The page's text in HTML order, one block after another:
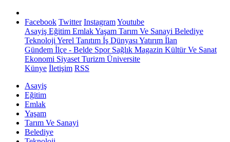
Facebook Twitter InstagramYoutube
Asayiş Eğitim EmlakYaşam Tarım Ve Sanayi Belediye
Teknoloji Yerel Tanıtım İş Dünyası Yatırım İlan
Gündem İlçe - Belde SporSağlık Magazin Kültür Ve Sanat
Ekonomi Siyaset Turizm Üniversite
Künye İletişim RSS
Asayiş
Eğitim
Emlak
Yaşam
Tarım Ve Sanayi
Belediye